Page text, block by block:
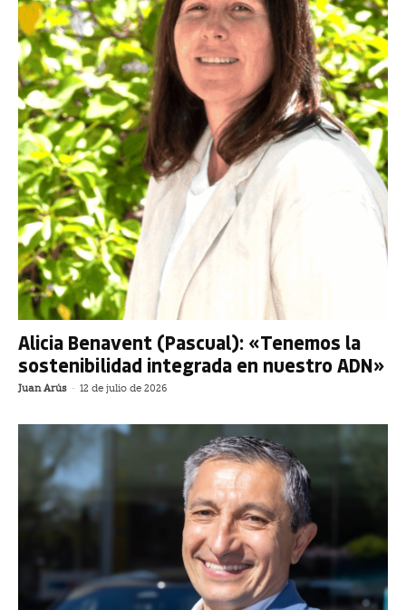
Alicia Benavent (Pascual): «Tenemos la
sostenibilidad integrada en nuestro ADN»
Juan Arús - 12 de julio de 2026